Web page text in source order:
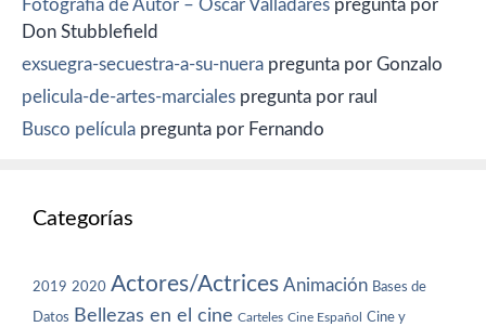
Fotografía de Autor – Oscar Valladares pregunta por
Don Stubblefield
exsuegra-secuestra-a-su-nuera pregunta por Gonzalo
pelicula-de-artes-marciales pregunta por raul
Busco película pregunta por Fernando
Categorías
2019 2020 Actores/Actrices Animación Bases de
Datos Bellezas en el cine Carteles Cine Español Cine y